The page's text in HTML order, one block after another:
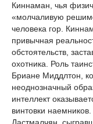
Киннаман, чья
«молчаливую
человека гор.
привычная
обстоятельств,
охотника. Роль
Бриане Миддлтон,
неоднозначный
интеллект
винтовки